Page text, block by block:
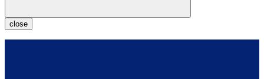
close